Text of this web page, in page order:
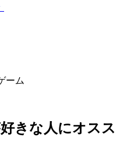
ーム
きな人にオスス